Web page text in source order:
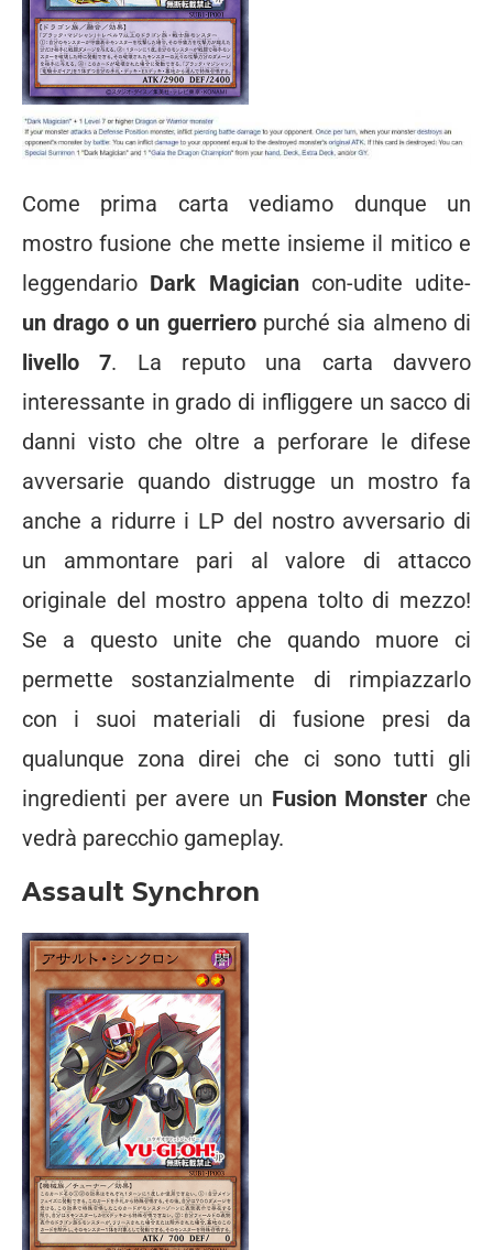
Come prima carta vediamo dunque un
mostro fusione che mette insieme il mitico e
leggendario Dark Magiciancon-udite udite-
un drago o un guerrieropurché sia almeno di
livello 7. La reputo una carta davvero
interessante in grado di infliggere un sacco di
danni visto che oltre a perforare le difese
avversarie quando distrugge un mostro fa
anche a ridurre i LP del nostro avversario di
un ammontare pari al valore di attacco
originale del mostro appena tolto di mezzo!
Se a questo unite che quando muore ci
permette sostanzialmente di rimpiazzarlo
con i suoi materiali di fusione presi da
qualunque zona direi che ci sono tutti gli
ingredienti per avere un Fusion Monster che
vedrà parecchio gameplay.
Assault Synchron